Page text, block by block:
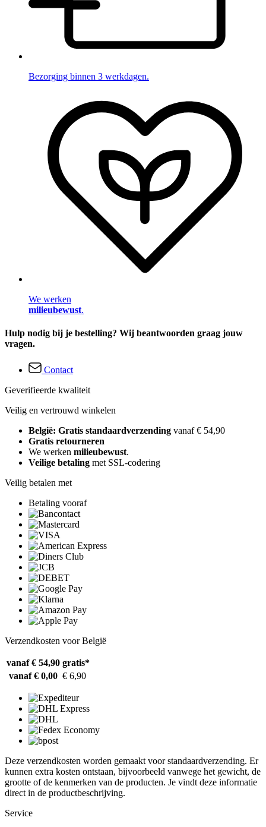
Bezorging binnen 3 werkdagen.
We werken
milieubewust.
Hulp nodig bij je bestelling? Wij beantwoorden graag jouw
vragen.
Contact
Geverifieerde kwaliteit
Veilig en vertrouwd winkelen
België: Gratis standaardverzending vanaf € 54,90
Gratis retourneren
We werken milieubewust.
Veilige betaling met SSL-codering
Veilig betalen met
Betaling vooraf
Verzendkosten voor België
vanaf € 54,90 gratis*
vanaf € 0,00 € 6,90
Deze verzendkosten worden gemaakt voor standaardverzending. Er
kunnen extra kosten ontstaan, bijvoorbeeld vanwege het gewicht, de
grootte of de kenmerken van de producten. Je vindt deze informatie
direct in de productbeschrijving.
Service